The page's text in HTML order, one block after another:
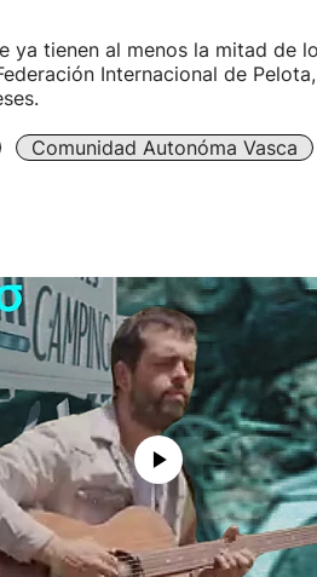
ya tienen al menos la mitad de
Internacional de
Comunidad Autonóma Vasca